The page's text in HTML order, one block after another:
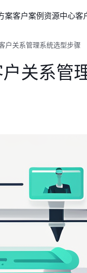
案客户案例资源中心客
户关系管理系统选型步骤
关系管